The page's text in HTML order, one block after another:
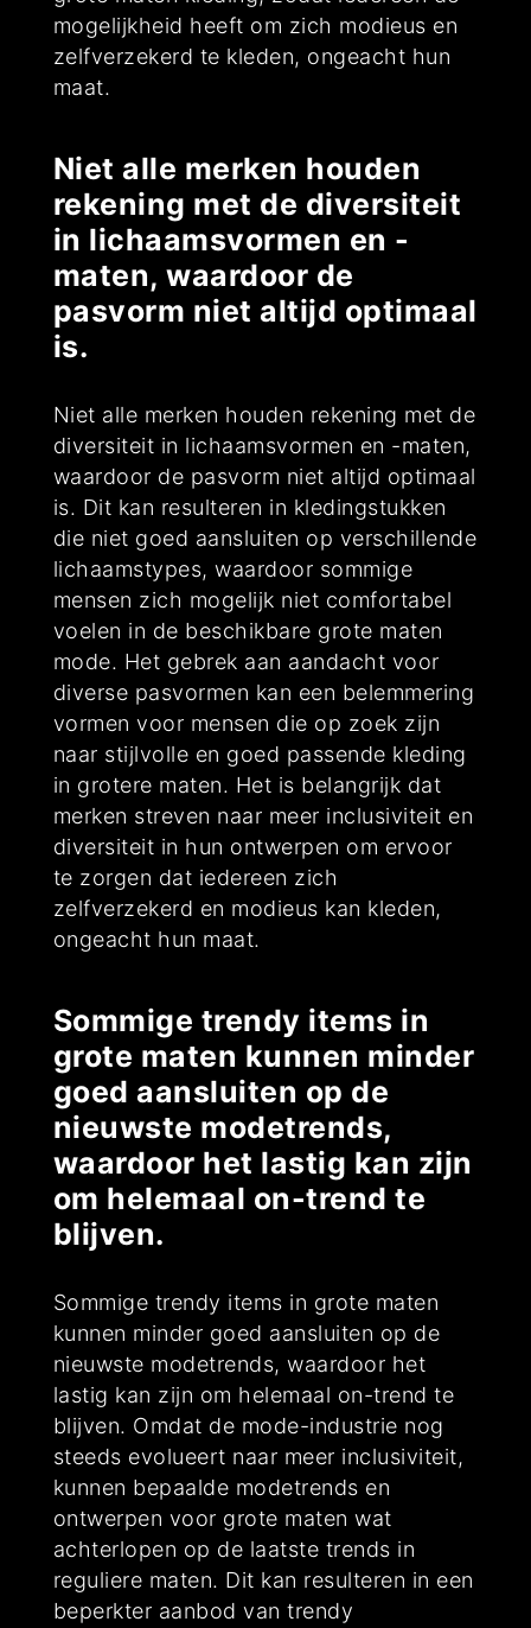
mogelijkheid heeft om zich modieus en
zelfverzekerd te kleden, ongeacht hun
maat.
Niet alle merken houden
rekening met de diversiteit
in lichaamsvormen en -
maten, waardoor de
pasvorm niet altijd optimaal
is.
Niet alle merken houden rekening met de
diversiteit in lichaamsvormen en -maten,
waardoor de pasvorm niet altijd optimaal
is. Dit kan resulteren in kledingstukken
die niet goed aansluiten op verschillende
lichaamstypes, waardoor sommige
mensen zich mogelijk niet comfortabel
voelen in de beschikbare grote maten
mode. Het gebrek aan aandacht voor
diverse pasvormen kan een belemmering
vormen voor mensen die op zoek zijn
naar stijlvolle en goed passende kleding
in grotere maten. Het is belangrijk dat
merken streven naar meer inclusiviteit en
diversiteit in hun ontwerpen om ervoor
te zorgen dat iedereen zich
zelfverzekerd en modieus kan kleden,
ongeacht hun maat.
Sommige trendy items in
grote maten kunnen minder
goed aansluiten op de
nieuwste modetrends,
waardoor het lastig kan zijn
om helemaal on-trend te
blijven.
Sommige trendy items in grote maten
kunnen minder goed aansluiten op de
nieuwste modetrends, waardoor het
lastig kan zijn om helemaal on-trend te
blijven. Omdat de mode-industrie nog
steeds evolueert naar meer inclusiviteit,
kunnen bepaalde modetrends en
ontwerpen voor grote maten wat
achterlopen op de laatste trends in
reguliere maten. Dit kan resulteren in een
beperkter aanbod van trendy